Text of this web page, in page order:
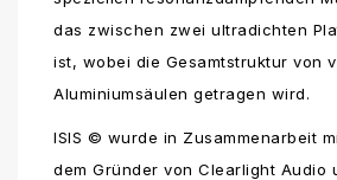
das zwischen zwei ultradichten
ist, wobei die Gesamtstruktur von
Aluminiumsäulen getragen wird.
ISIS © wurde in Zusammenarbeit
dem Gründer von Clearlight Audio